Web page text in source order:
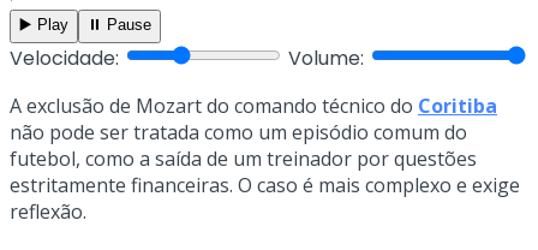
▶️ Play ⏸️ Pause
Velocidade: Volume:
A exclusão de Mozart do comando técnico do Coritiba
não pode ser tratada como um episódio comum do
futebol, como a saída de um treinador por questões
estritamente financeiras. O caso é mais complexo e exige
reflexão.